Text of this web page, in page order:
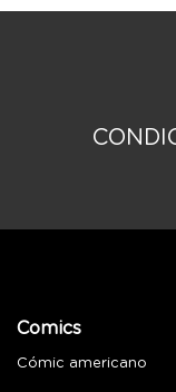
Comics
Cómic americano